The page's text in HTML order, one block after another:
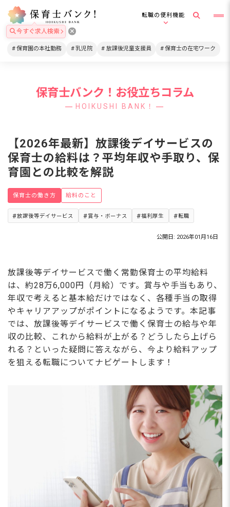
転職の便利機能
今すぐ求人検索
保育園の本社勤務 乳児院 放課後児童支援員 保育士の在宅ワーク
保育士バンク！お役立ちコラム
HOIKUSHI BANK！
【2026年最新】放課後デイサービスの
保育士の給料は？平均年収や手取り、保
育園との比較を解説
保育士の働き方 給料のこと
放課後等デイサービス 賞与・ボーナス 福利厚生 転職
公開日: 2026年01月16日
放課後等デイサービスで働く常勤保育士の平均給料
は、約28万6,000円（月給）です。賞与や手当もあり、
年収で考えると基本給だけではなく、各種手当の取得
やキャリアアップがポイントになるようです。本記事
では、放課後等デイサービスで働く保育士の給与や年
収の比較、これから給料が上がる？どうしたら上げら
れる？といった疑問に答えながら、今より給料アップ
を狙える転職についてナビゲートします！